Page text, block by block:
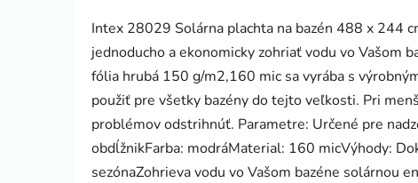
Intex 28029 Solárna plachta na bazén 488 x 244
jednoducho a ekonomicky zohriať vodu vo Vašom
fólia hrubá 150 g/m2,160 mic sa vyrába s
použiť pre všetky bazény do tejto veľkosti. Pri
problémov odstrihnúť. Parametre: Určené pre
obdĺžnikFarba: modráMaterial: 160 micVýhody:
sezónaZohrieva vodu vo Vašom bazéne solárnou